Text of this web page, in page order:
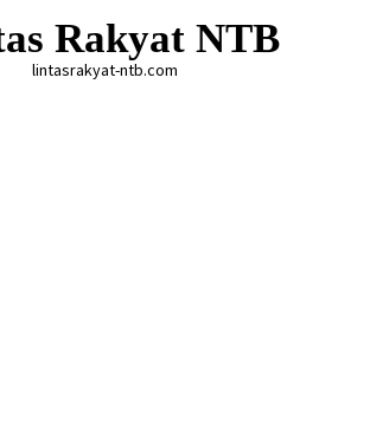
Rakyat NTB
lintasrakyat-ntb.com